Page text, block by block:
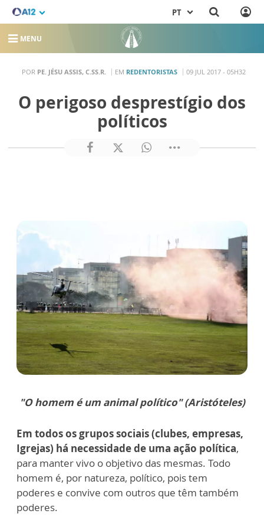
PT
MENU
POR PE. JÉSU ASSIS, C.SS.R. EM REDENTORISTAS 09 JUL 2017 - 05H32
O perigoso desprestígio dos
políticos
"O homem é um animal político" (Aristóteles)
Em todos os grupos sociais (clubes, empresas,
Igrejas) há necessidade de uma ação política,
para manter vivo o objetivo das mesmas. Todo
homem é, por natureza, político, pois tem
poderes e convive com outros que têm também
poderes.